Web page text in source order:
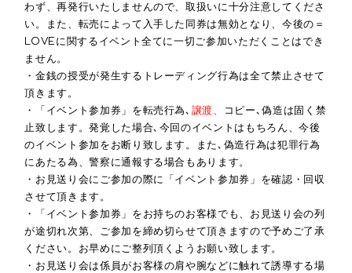
わず、再発行いたしませんので、取扱いに十分注意してくださ
い。また、転売によって入手した同券は無効となり、今後の＝
LOVEに関するイベント全てに一切ご参加いただくことはでき
ません。
・金銭の授受が発生するトレーディング行為は全て禁止させて
頂きます。
・「イベント参加券」を転売行為､ 譲渡、
コピー､偽造は固く禁
止致します。発覚した場合､今回のイベントはもちろん、今後
のイベント参加をお断り致します。また､偽造行為は犯罪行為
にあたる為、警察に通報する場合もあります。
・お見送り会にご参加の際に「イベント参加券」を確認・回収
させて頂きます。
・「イベント参加券」をお持ちのお客様でも、お見送り会の列
が途切れ次第、ご参加を締め切らせて頂きますので予めご了承
ください。お早めにご整列頂くようお願い致します。
・お見送り会は係員がお客様の肩や腕などに触れて誘導する場